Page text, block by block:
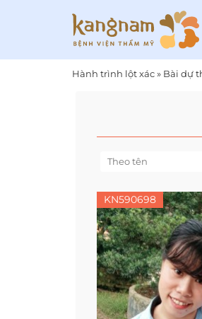
Hành trình lột xác» Bài dự
KN590698